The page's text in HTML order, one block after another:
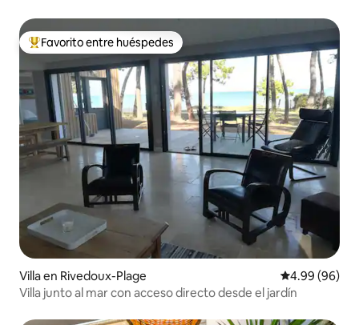
Favorito entre huéspedes preferido
Favorito entre huéspedes
Villa en Rivedoux-Plage Calificación
4.99 (96)
Villa junto al mar con acceso directo desde el jardín